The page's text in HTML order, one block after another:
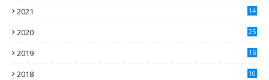
2021
14
2020
25
2019
16
2018
10